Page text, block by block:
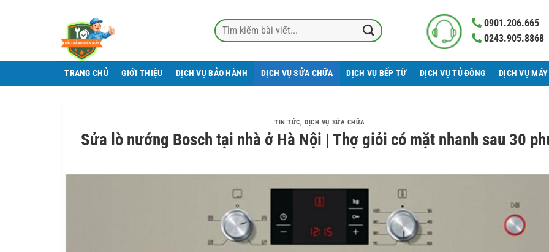
0901.206.665
0243.905.8868
TRANG CHỦ GIỚI THIỆU DỊCH VỤ BẢO HÀNH DỊCH VỤ SỬA CHỮA DỊCH VỤ BẾP TỪ DỊCH VỤ TỦ ĐÔNG DỊCH VỤ
TIN TỨC,DỊCH VỤ SỬA CHỮA
Sửa lò nướng Bosch tại nhà ở Hà Nội | Thợ giỏi có mặt nhanh sau 30